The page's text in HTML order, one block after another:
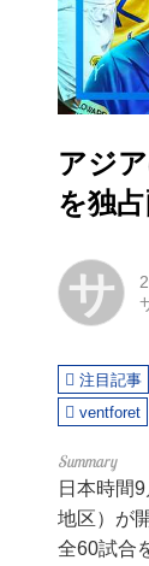
アジ
を独占
サ
注目記事
ventforet
日本時間
地区）が
全60試合